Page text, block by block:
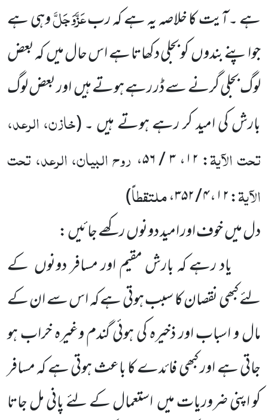
ہے ۔آیت کا خلاصہ یہ ہے کہ ربعَزَّوَجَلَّوہی ہے
جواپنے بندوں کو بجلی دکھاتا ہے اس حال میں کہ بعض
لوگ بجلی گرنے سے ڈر رہے ہوتے ہیں اور بعض لوگ
بارش کی امید کر رہے ہوتے ہیں ۔(خازن، الرعد،
تحت الآیۃ:۱۲،۳ / ۵۶ ، روح البیان، الرعد، تحت
الآیۃ:۱۲،۴ / ۳۵۲ ،ملتقطاً)
دل میں خوف اور امید دونوں رکھے جائیں :
یاد رہے کہ بارش مقیم اور مسافر دونوں کے
لئے کبھی نقصان کا سبب ہوتی ہے کہ اس سے ان کے
مال و اسباب اور ذخیرہ کی ہوئی گندم وغیرہ خراب ہو
جاتی ہے اور کبھی فائدے کا باعث ہوتی ہے کہ مسافر
کو اپنی ضروریات میں استعمال کے لئے پانی مل جاتا